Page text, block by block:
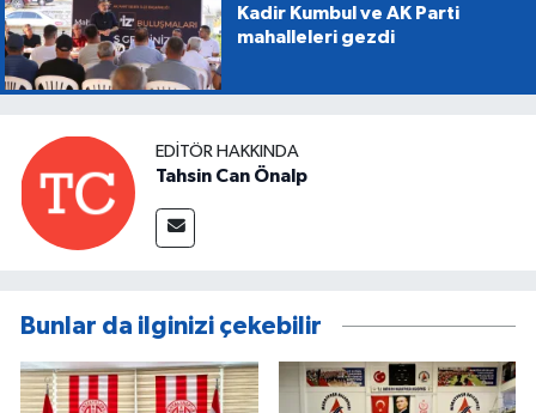
Kadir Kumbul ve AK Parti
mahalleleri gezdi
EDITÖR HAKKINDA
Tahsin Can Önalp
Bunlar da ilginizi çekebilir